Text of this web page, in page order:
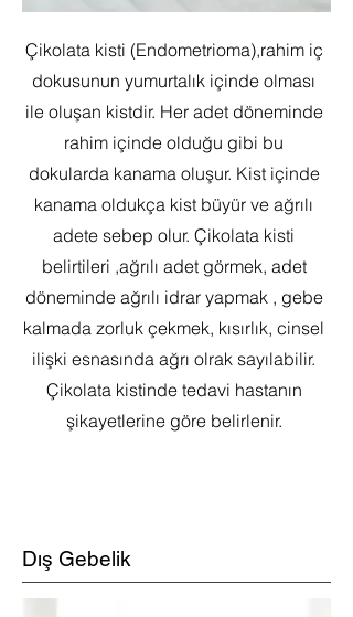
Çikolata kisti (Endometrioma),rahim iç
dokusunun yumurtalık içinde olması
ile oluşan kistdir. Her adet döneminde
rahim içinde olduğu gibi bu
dokularda kanama oluşur. Kist içinde
kanama oldukça kist büyür ve ağrılı
adete sebep olur. Çikolata kisti
belirtileri ,ağrılı adet görmek, adet
döneminde ağrılı idrar yapmak , gebe
kalmada zorluk çekmek, kısırlık, cinsel
ilişki esnasında ağrı olrak sayılabilir.
Çikolata kistinde tedavi hastanın
şikayetlerine göre belirlenir.
Dış Gebelik